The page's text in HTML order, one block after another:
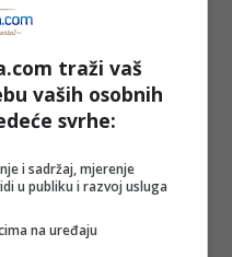
su uredni i savjesni u
između odgovornih
i propisi koji uređuju
funkcionisanja uprave,
štrajkove i zaštitu
sudska presuda,
subjekata i slične
masovno ugrožavanje
traži vaš
vaših osobnih
svrhe:
i sadržaj, mjerenje
u publiku i razvoj usluga
na uređaju